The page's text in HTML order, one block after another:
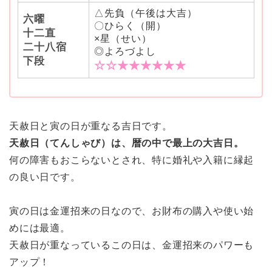
六曜
十二直
二十八宿
下段
△先負（午後は大吉）
〇ひらく（開）
×星（せい）
◎よろづよし
☆☆★★★★★★
天赦日と寅の日が重なる吉日です。
天赦日（てんしゃび）は、暦の中で最上の大吉日。
何の障害もおこらないとされ、特に婚礼や入籍に縁起
の良い日です。
寅の日は金運招来の日なので、お財布の購入や使い始
めには最適。
天赦日が重なっているこの日は、金運招来のパワーも
アップ！